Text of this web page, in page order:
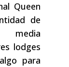
Queen
de
media
lodges
para